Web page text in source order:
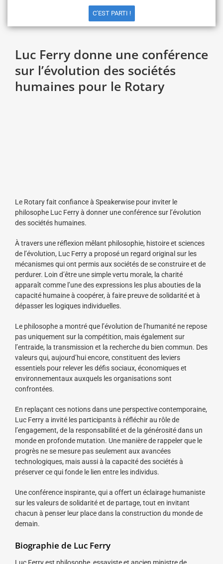
Luc Ferry donne une conférence
sur l’évolution des sociétés
humaines pour le Rotary
Le Rotary fait confiance à Speakerwise pour inviter le
philosophe Luc Ferry à donner une conférence sur l’évolution
des sociétés humaines.
À travers une réflexion mêlant philosophie, histoire et sciences
de l’évolution, Luc Ferry a proposé un regard original sur les
mécanismes qui ont permis aux sociétés de se construire et de
perdurer. Loin d’être une simple vertu morale, la charité
apparaît comme l’une des expressions les plus abouties de la
capacité humaine à coopérer, à faire preuve de solidarité et à
dépasser les logiques individuelles.
Le philosophe a montré que l’évolution de l’humanité ne repose
pas uniquement sur la compétition, mais également sur
l’entraide, la transmission et la recherche du bien commun. Des
valeurs qui, aujourd’hui encore, constituent des leviers
essentiels pour relever les défis sociaux, économiques et
environnementaux auxquels les organisations sont
confrontées.
En replaçant ces notions dans une perspective contemporaine,
Luc Ferry a invité les participants à réfléchir au rôle de
l’engagement, de la responsabilité et de la générosité dans un
monde en profonde mutation. Une manière de rappeler que le
progrès ne se mesure pas seulement aux avancées
technologiques, mais aussi à la capacité des sociétés à
préserver ce qui fonde le lien entre les individus.
Une conférence inspirante, qui a offert un éclairage humaniste
sur les valeurs de solidarité et de partage, tout en invitant
chacun à penser leur place dans la construction du monde de
demain.
Biographie de Luc Ferry
C’EST PARTI !